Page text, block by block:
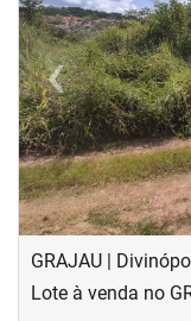
‹Previous
GRAJAU |
Lote à venda no